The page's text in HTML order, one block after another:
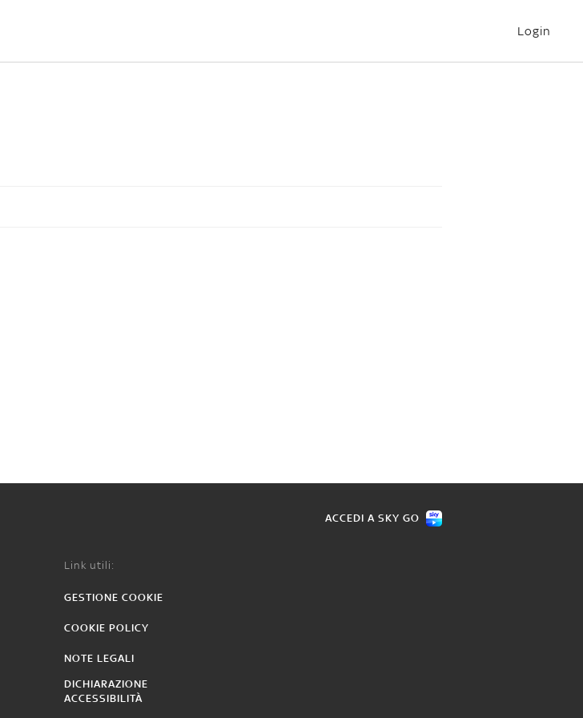
Login
ACCEDI A SKY GO
Link utili:
GESTIONE COOKIE
COOKIE POLICY
NOTE LEGALI
DICHIARAZIONE
ACCESSIBILITÀ